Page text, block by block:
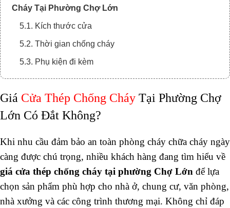
Cháy Tại Phường Chợ Lớn
5.1. Kích thước cửa
5.2. Thời gian chống cháy
5.3. Phụ kiện đi kèm
5.4. Chi phí vận chuyển và lắp đặt
6. Vì Sao Nên Chọn Cửa Thép Chống Cháy?
7. Đơn Vị Cung Cấp Giá Cửa Thép Chống Cháy Tại
Giá Cửa Thép Chống Cháy Tại Phường Chợ
Lớn Có Đắt Không?
Khi nhu cầu đảm bảo an toàn phòng cháy chữa cháy ngày
càng được chú trọng, nhiều khách hàng đang tìm hiểu về
giá cửa thép chống cháy tại phường Chợ Lớn để lựa
chọn sản phẩm phù hợp cho nhà ở, chung cư, văn phòng,
nhà xưởng và các công trình thương mại. Không chỉ đáp